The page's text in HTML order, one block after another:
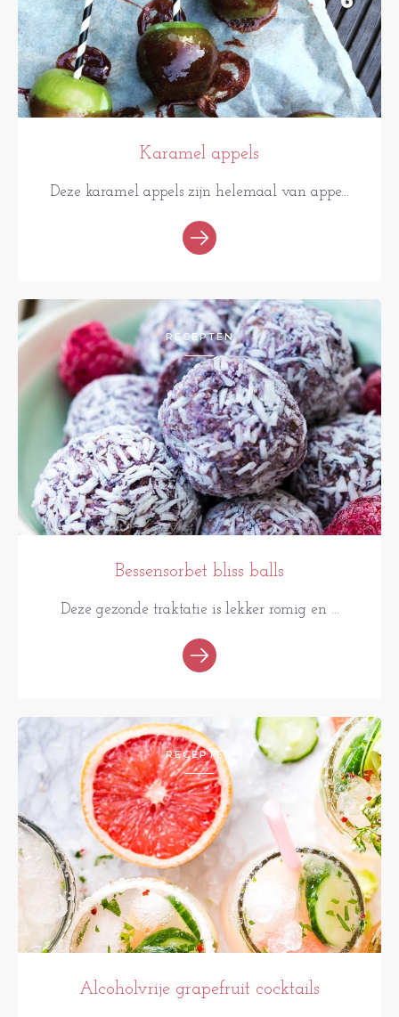
Karamel appels
Deze karamel appels zijn helemaal van appe...
RECEPTEN
Bessensorbet bliss balls
Deze gezonde traktatie is lekker romig en ...
RECEPTEN
Alcoholvrije grapefruit cocktails